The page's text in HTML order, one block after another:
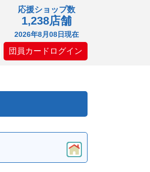
応援ショップ数
1,238店舗
2026年8月08日現在
団員カードログイン